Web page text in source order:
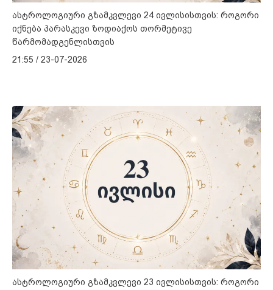
ასტროლოგიური გზამკვლევი 24 ივლისისთვის: როგორი
იქნება პარასკევი ზოდიაქოს თორმეტივე
წარმომადგენლისთვის
21:55 / 23-07-2026
ასტროლოგიური გზამკვლევი 23 ივლისისთვის: როგორი